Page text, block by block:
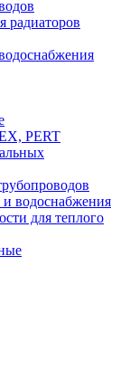
радиаторов
PERT
водоснабжения
для теплого